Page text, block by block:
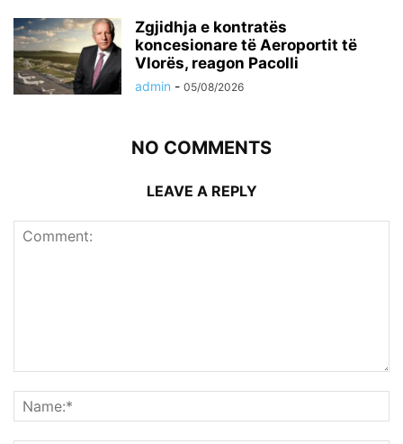
Zgjidhja e kontratës
koncesionare të Aeroportit të
Vlorës, reagon Pacolli
admin - 05/08/2026
NO COMMENTS
LEAVE A REPLY